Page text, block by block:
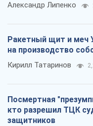
Александр Липенко
Ракетный щит и меч
на производство
Кирилл Татаринов
Посмертная
кто разрешил ТЦК
защитников